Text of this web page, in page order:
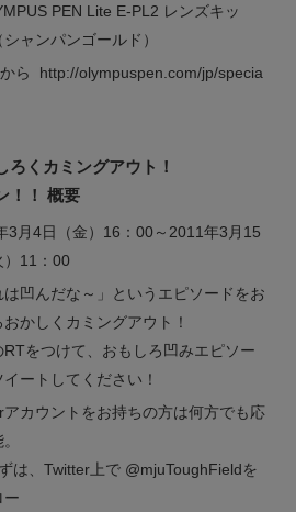
PEN Lite E-PL2 レンズキッ
シャンパンゴールド）
ら http://olympuspen.com/jp/specia
ろくカミングアウト！
！！ 概要
3月4日（金）16：00～2011年3月15
）11：00
は凹んだな～」というエピソードをお
おかしくカミングアウト！
RTをつけて、おもしろ凹みエピソー
イートしてください！
アカウントをお持ちの方は何方でも応
は、Twitter上で @mjuToughFieldを
ー